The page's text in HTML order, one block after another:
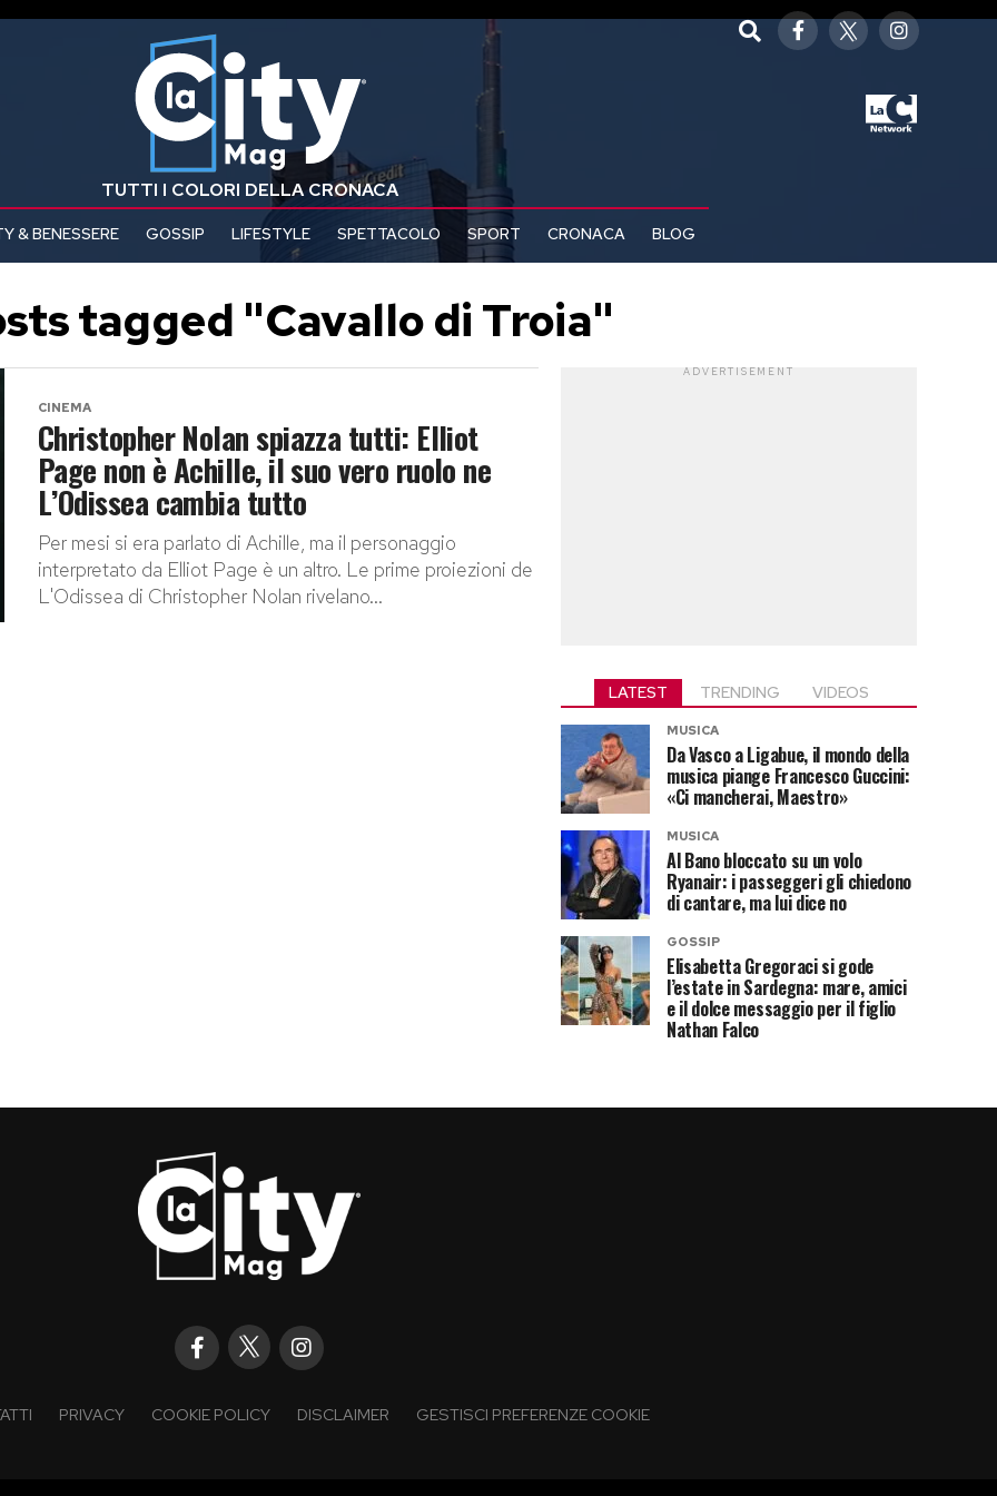
TUTTI I COLORI DELLA CRONACA
& BENESSERE GOSSIP LIFESTYLE SPETTACOLO SPORT CRONACA BLOG
tagged "Cavallo di Troia"
CINEMA
Christopher Nolan spiazza tutti: Elliot
Page non è Achille, il suo vero ruolo ne
L’Odissea cambia tutto
Per mesi si era parlato di Achille, ma il personaggio
interpretato da Elliot Page è un altro. Le prime proiezioni de
L'Odissea di Christopher Nolan rivelano...
ADVERTISEMENT
LATEST TRENDING VIDEOS
MUSICA
Da Vasco a Ligabue, il mondo della
musica piange Francesco Guccini:
«Ci mancherai, Maestro»
MUSICA
Al Bano bloccato su un volo
Ryanair: i passeggeri gli chiedono
di cantare, ma lui dice no
GOSSIP
Elisabetta Gregoraci si gode
l’estate in Sardegna: mare, amici
e il dolce messaggio per il figlio
Nathan Falco
PRIVACY COOKIE POLICY DISCLAIMER GESTISCI PREFERENZE COOKIE